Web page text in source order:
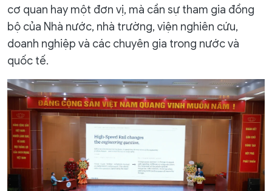
cơ quan hay một đơn vị, mà cần sự tham gia đồng
bộ của Nhà nước, nhà trường, viện nghiên cứu,
doanh nghiệp và các chuyên gia trong nước và
quốc tế.